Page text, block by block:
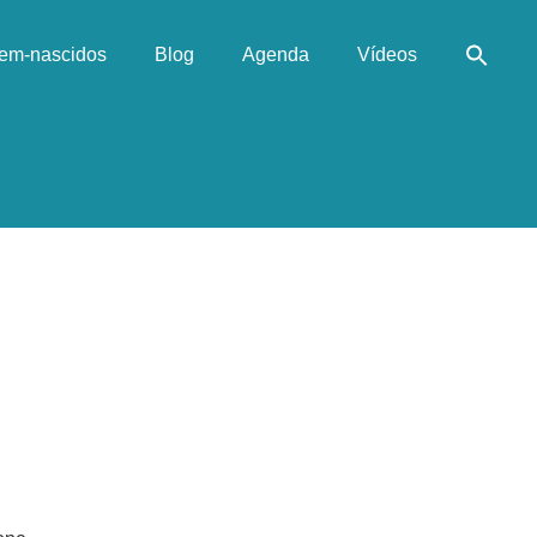
nascidos Blog Agenda Vídeos